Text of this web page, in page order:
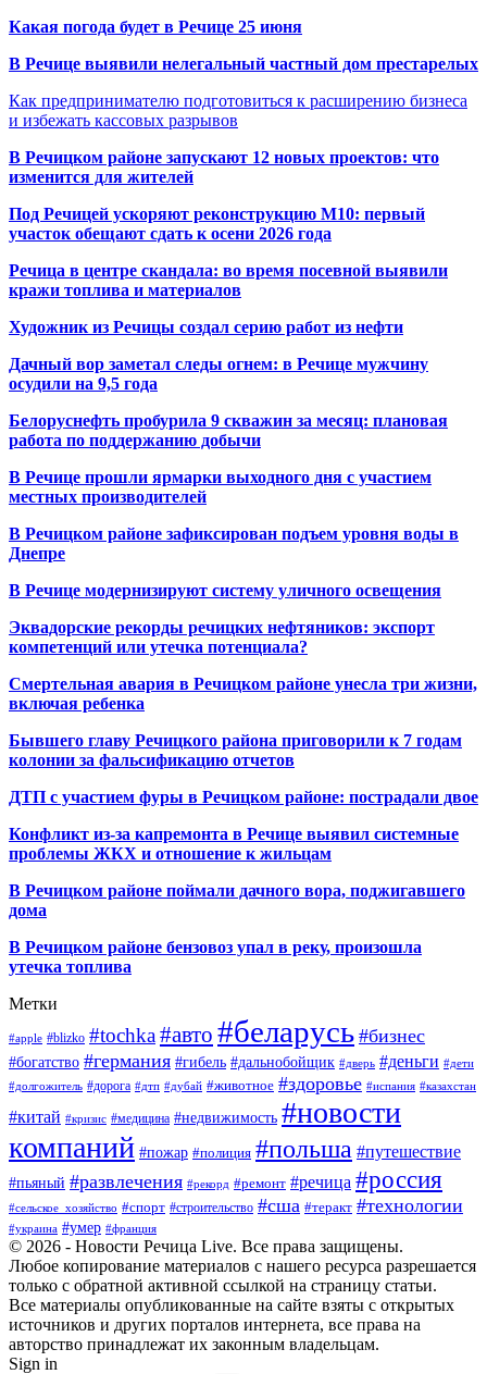
Какая погода будет в Речице 25 июня
В Речице выявили нелегальный частный дом престарелых
Как предпринимателю подготовиться к расширению бизнеса
и избежать кассовых разрывов
В Речицком районе запускают 12 новых проектов: что
изменится для жителей
Под Речицей ускоряют реконструкцию М10: первый
участок обещают сдать к осени 2026 года
Речица в центре скандала: во время посевной выявили
кражи топлива и материалов
Художник из Речицы создал серию работ из нефти
Дачный вор заметал следы огнем: в Речице мужчину
осудили на 9,5 года
Белоруснефть пробурила 9 скважин за месяц: плановая
работа по поддержанию добычи
В Речице прошли ярмарки выходного дня с участием
местных производителей
В Речицком районе зафиксирован подъем уровня воды в
Днепре
В Речице модернизируют систему уличного освещения
Эквадорские рекорды речицких нефтяников: экспорт
компетенций или утечка потенциала?
Смертельная авария в Речицком районе унесла три жизни,
включая ребенка
Бывшего главу Речицкого района приговорили к 7 годам
колонии за фальсификацию отчетов
ДТП с участием фуры в Речицком районе: пострадали двое
Конфликт из-за капремонта в Речице выявил системные
проблемы ЖКХ и отношение к жильцам
В Речицком районе поймали дачного вора, поджигавшего
дома
В Речицком районе бензовоз упал в реку, произошла
утечка топлива
Метки
#apple #blizko #tochka#авто #беларусь #бизнес
#богатство #германия #гибель #дальнобойщик #дверь #деньги #дети
#долгожитель #дорога #дтп #дубай #животное #здоровье #испания #казахстан
#китай #кризис #медицина #недвижимость #новости
компаний #пожар #полиция #польша #путешествие
#пьяный #развлечения #рекорд #ремонт #речица #россия
#сельское_хозяйство #спорт #строительство #сша #теракт #технологии
#украина #умер #франция
© 2026 - Новости Речица Live. Все права защищены.
Любое копирование материалов с нашего ресурса разрешается
только с обратной активной ссылкой на страницу статьи.
Все материалы опубликованные на сайте взяты с открытых
источников и других порталов интернета, все права на
авторство принадлежат их законным владельцам.
Sign in